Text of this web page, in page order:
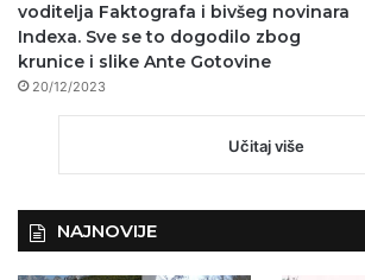
voditelja Faktografa i bivšeg novinara
Indexa. Sve se to dogodilo zbog
krunice i slike Ante Gotovine
20/12/2023
Učitaj više
NAJNOVIJE